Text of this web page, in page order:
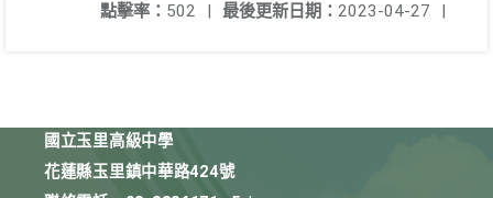
最後更新日期： 2023-04-27 |
點擊率： 502 |
國立玉里高級中學
花蓮縣玉里鎮中華路424號